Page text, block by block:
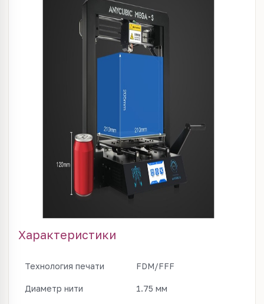
Характеристики
Технология печати FDM/FFF
Диаметр нити 1.75 мм